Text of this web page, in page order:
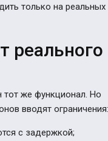
только на реальных
реального
тот же функционал. Но
вводят ограничения:
с задержкой;